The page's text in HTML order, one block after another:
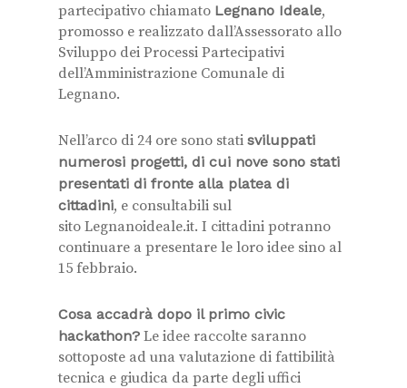
partecipativo chiamato Legnano Ideale,
promosso e realizzato dall’Assessorato allo
Sviluppo dei Processi Partecipativi
dell’Amministrazione Comunale di
Legnano.
Nell’arco di 24 ore sono stati sviluppati
numerosi progetti, di cui nove sono stati
presentati di fronte alla platea di
cittadini, e consultabili sul
sito Legnanoideale.it. I cittadini potranno
continuare a presentare le loro idee sino al
15 febbraio.
Cosa accadrà dopo il primo civic
hackathon? Le idee raccolte saranno
sottoposte ad una valutazione di fattibilità
tecnica e giudica da parte degli uffici